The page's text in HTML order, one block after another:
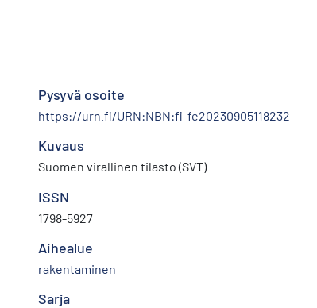
Pysyvä osoite
https://urn.fi/URN:NBN:fi-fe20230905118232
Kuvaus
Suomen virallinen tilasto (SVT)
ISSN
1798-5927
Aihealue
rakentaminen
Sarja